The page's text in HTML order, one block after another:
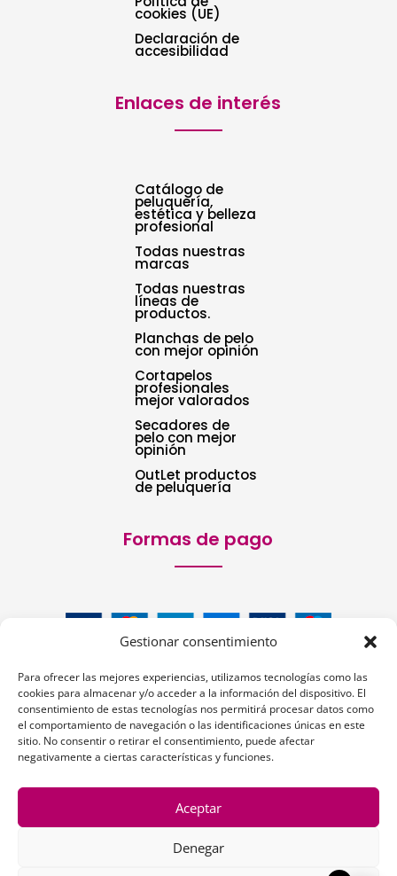
Gestionar consentimiento
Para ofrecer las mejores experiencias, utilizamos tecnologías como las
cookies para almacenar y/o acceder a la información del dispositivo. El
consentimiento de estas tecnologías nos permitirá procesar datos como
el comportamiento de navegación o las identificaciones únicas en este
sitio. No consentir o retirar el consentimiento, puede afectar
negativamente a ciertas características y funciones.
Aceptar
Denegar
cookies (UE)
Declaración de
accesibilidad
Enlaces de interés
Catálogo de
peluquería,
estética y belleza
profesional
Todas nuestras
marcas
Todas nuestras
líneas de
productos.
Planchas de pelo
con mejor opinión
Cortapelos
profesionales
mejor valorados
Secadores de
pelo con mejor
opinión
OutLet productos
de peluquería
Formas de pago
Siguenos: